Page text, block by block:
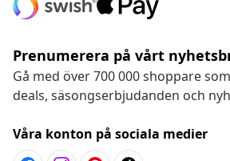
Prenumerera på vårt
Gå med över 700 000 shoppare
deals, säsongserbjudanden och
Våra konton på sociala medier